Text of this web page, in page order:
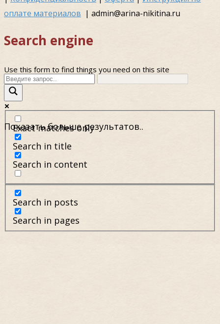
оплате материалов | admin@arina-nikitina.ru
Search engine
Use this form to find things you need on this site
Показать больше результатов..
Exact matches only
Search in title
Search in content
Search in posts
Search in pages